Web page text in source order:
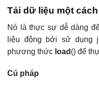
Tải dữ liệu một
Nó là thực sự dễ dàng
liệu động bởi sử dụng
phương thức load () để
Cú pháp